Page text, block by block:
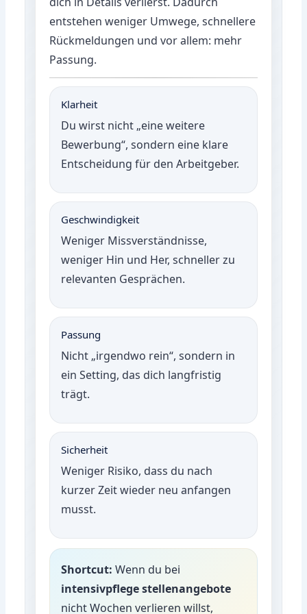
entstehen weniger Umwege, schnellere
Rückmeldungen und vor allem: mehr
Passung.
Klarheit
Du wirst nicht „eine weitere
Bewerbung“, sondern eine klare
Entscheidung für den Arbeitgeber.
Geschwindigkeit
Weniger Missverständnisse,
weniger Hin und Her, schneller zu
relevanten Gesprächen.
Passung
Nicht „irgendwo rein“, sondern in
ein Setting, das dich langfristig
trägt.
Sicherheit
Weniger Risiko, dass du nach
kurzer Zeit wieder neu anfangen
musst.
Shortcut: Wenn du bei
intensivpflege stellenangebote
nicht Wochen verlieren willst,